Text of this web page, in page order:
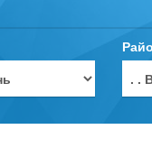
. .